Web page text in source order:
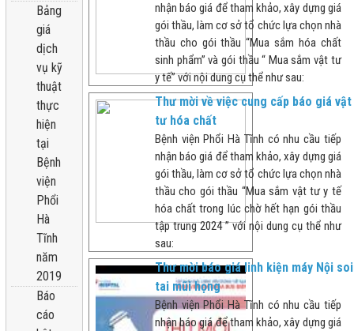
Bảng
giá
dịch
vụ kỹ
thuật
thực
hiện
tại
Bệnh
viện
Phổi
Hà
Tĩnh
năm
2019
Báo
cáo
nhận báo giá để tham khảo, xây dựng giá
gói thầu, làm cơ sở tổ chức lựa chọn nhà
thầu cho gói thầu “Mua sắm hóa chất
sinh phẩm” và gói thầu “ Mua sắm vật tư
y tế” với nội dung cụ thể như sau:
Thư mời về việc cung cấp báo giá vật
tư hóa chất
Bệnh viện Phổi Hà Tĩnh có nhu cầu tiếp
nhận báo giá để tham khảo, xây dựng giá
gói thầu, làm cơ sở tổ chức lựa chọn nhà
thầu cho gói thầu “Mua sắm vật tư y tế
hóa chất trong lúc chờ hết hạn gói thầu
tập trung 2024 ” với nội dung cụ thể như
sau:
Thư mời báo giá linh kiện máy Nội soi
tai mũi họng
Bệnh viện Phổi Hà Tĩnh có nhu cầu tiếp
nhận báo giá để tham khảo, xây dựng giá